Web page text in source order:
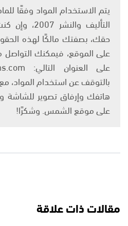
التأليف
حقك، بصفتك مالكًا لهذه
على الموقع، فيمكنك التواصل
بالتوقف عن استخدام المواد،
هاتفك وإرفاق تصوير للشاشة
على موقع الشمس. وشكرًا!
مقالات ذات علاقة